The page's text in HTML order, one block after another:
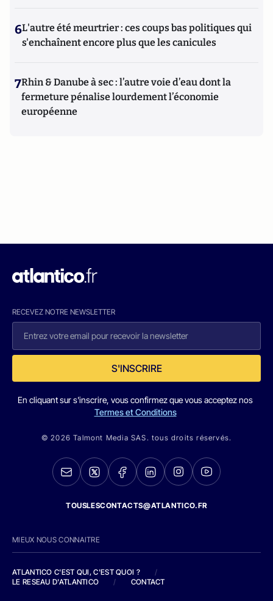
6L'autre été meurtrier : ces coups bas politiques qui
s'enchaînent encore plus que les canicules
7Rhin & Danube à sec : l’autre voie d’eau dont la
fermeture pénalise lourdement l’économie
européenne
RECEVEZ NOTRE NEWSLETTER
S'INSCRIRE
En cliquant sur s'inscrire, vous confirmez que vous acceptez nos
Termes et Conditions
© 2026 Talmont Media SAS. tous droits réservés.
TOUSLESCONTACTS@ATLANTICO.FR
MIEUX NOUS CONNAITRE
ATLANTICO C'EST QUI, C'EST QUOI ?
/
LE RESEAU D'ATLANTICO
/ CONTACT